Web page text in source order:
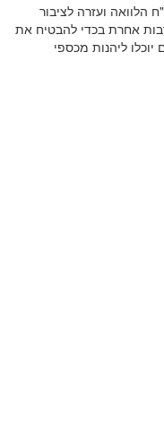
הלוואה ועזרה לציבור
אחרת בכדי להבטיח את
ליהנות מכספי